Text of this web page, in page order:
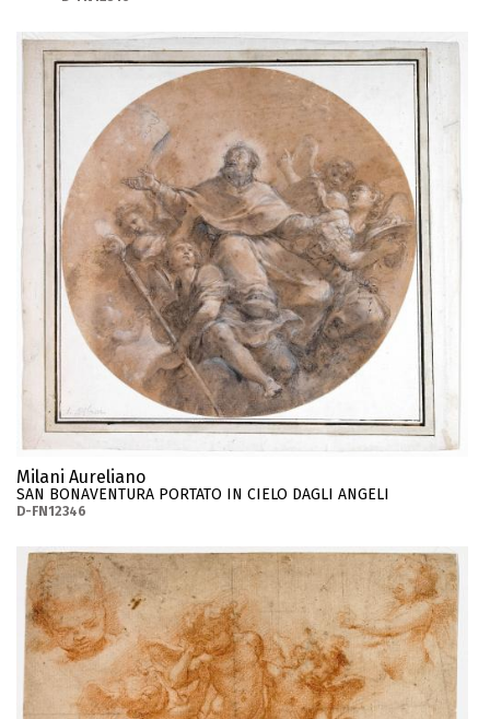
Milani Aureliano
SAN BONAVENTURA PORTATO IN CIELO DAGLI ANGELI
D-FN12346